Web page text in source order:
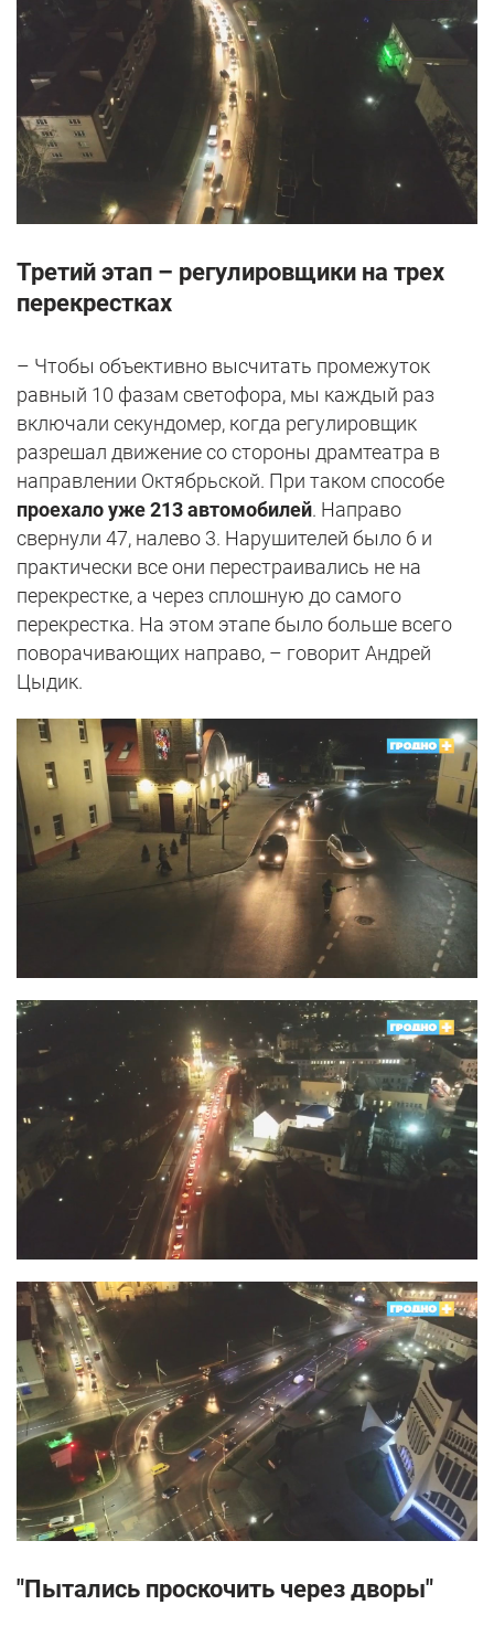
Третий этап – регулировщики на трех
перекрестках
– Чтобы объективно высчитать промежуток
равный 10 фазам светофора, мы каждый раз
включали секундомер, когда регулировщик
разрешал движение со стороны драмтеатра в
направлении Октябрьской. При таком способе
проехало уже 213 автомобилей. Направо
свернули 47, налево 3. Нарушителей было 6 и
практически все они перестраивались не на
перекрестке, а через сплошную до самого
перекрестка. На этом этапе было больше всего
поворачивающих направо, – говорит Андрей
Цыдик.
"Пытались проскочить через дворы"